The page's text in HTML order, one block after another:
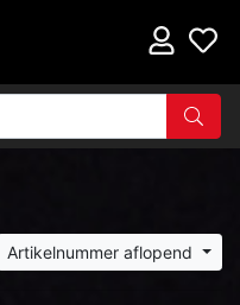
Artikelnummer aflopend